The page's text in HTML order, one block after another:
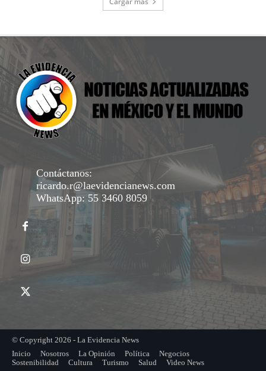
Contáctanos:
ricardo.r@laevidencianews.com
WhatsApp: 55 3460 8059
© Copyright 2026 - La Evidencia News
Inicio
Nosotros La Opinión Política
Negocios
Sostenibilidad
Cultura Turismo Salud Video News